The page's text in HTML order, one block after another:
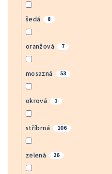
šedá 8
oranžová 7
mosazná 53
okrová 1
stříbrná 106
zelená 26